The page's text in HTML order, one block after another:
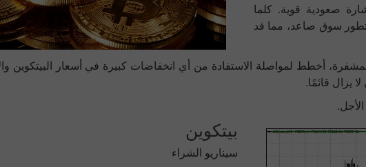
فوق 74,000 دولار إشارة صعودية قوية. كلما
سوق صاعد، مما قد
أخطط لمواصلة الاستفادة من أي انخفاضات كبيرة في أسعار البيتكوين
يزال قائمًا.
بيتكوين
سيناريو الشراء